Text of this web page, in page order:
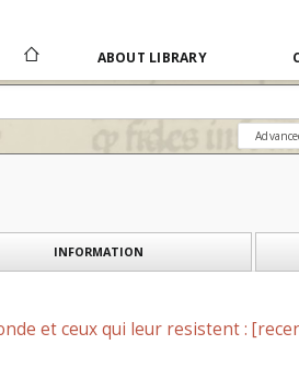
ABOUT LIBRARY
INFORMATION
et ceux qui leur resistent :